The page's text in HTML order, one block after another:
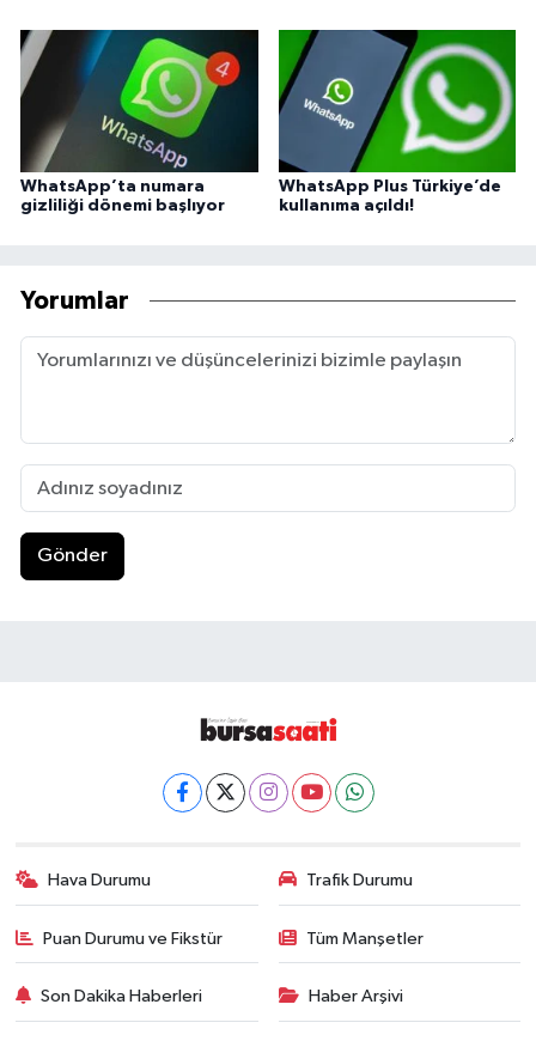
WhatsApp’ta numara
gizliliği dönemi başlıyor
WhatsApp Plus Türkiye’de
kullanıma açıldı!
Yorumlar
Gönder
Hava Durumu Trafik Durumu
Puan Durumu ve Fikstür Tüm Manşetler
Son Dakika Haberleri Haber Arşivi